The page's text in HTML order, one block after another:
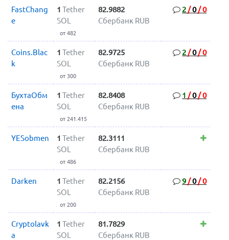
FastChang
e
1 Tether
SOL
от 482
82.9882
Сбербанк RUB
2 /0/0
Coins.Blac
k
1 Tether
SOL
от 300
82.9725
Сбербанк RUB
2 /0/0
БухтаОбм
ена
1 Tether
SOL
от 241.415
82.8408
Сбербанк RUB
1 /0/0
YESobmen 1 Tether
SOL
от 486
82.3111
Сбербанк RUB
Darken 1 Tether
SOL
от 200
82.2156
Сбербанк RUB
9 /0/0
Cryptolavk
a
1 Tether
SOL
81.7829
Сбербанк RUB